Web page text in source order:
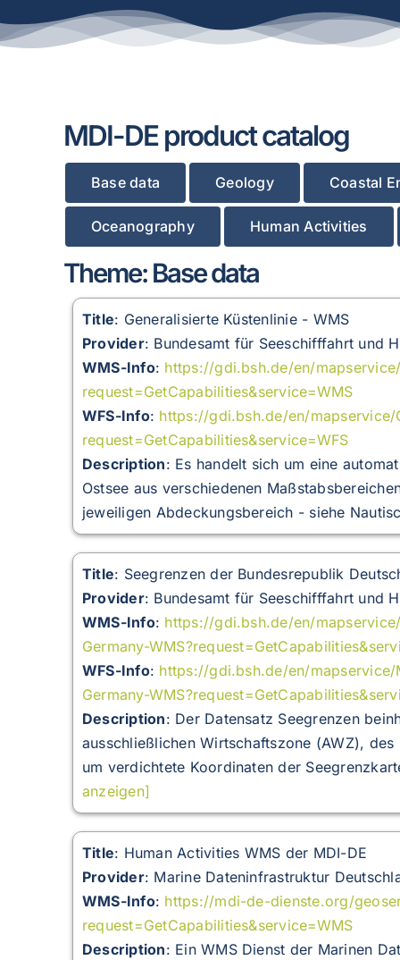
MDI-DE product catalog
Base data Geology Coastal
Oceanography Human Activities
Theme: Base data
Title: Generalisierte Küstenlinie - WMS
Provider: Bundesamt für Seeschifffahrt und
WMS-Info: https://gdi.bsh.de/en/
request=GetCapabilities&service=WMS
WFS-Info: https://gdi.bsh.de/en/mapservice/
request=GetCapabilities&service=WFS
Description: Es handelt sich um eine
Ostsee aus verschiedenen
jeweiligen Abdeckungsbereich - siehe
Title: Seegrenzen der Bundesrepublik
Provider: Bundesamt für Seeschifffahrt und
WMS-Info: https://gdi.bsh.de/en/
Germany-
WFS-Info: https://gdi.bsh.de/en/
Germany-
Description: Der Datensatz Seegrenzen
ausschließlichen Wirtschaftszone (AWZ),
um verdichtete Koordinaten der
anzeigen]
Title: Human Activities WMS der MDI-DE
Provider: Marine Dateninfrastruktur
WMS-Info: https://mdi-de-dienste.org/
request=GetCapabilities&service=WMS
Description: Ein WMS Dienst der Marinen